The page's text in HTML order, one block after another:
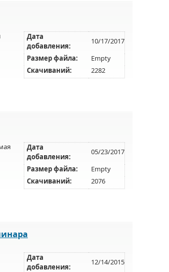
Дата
добавления:
10/17/2017
Размер файла:
Empty
Скачиваний:
2282
Дата
добавления:
05/23/2017
Размер файла:
Empty
Скачиваний:
2076
Дата
добавления:
12/14/2015